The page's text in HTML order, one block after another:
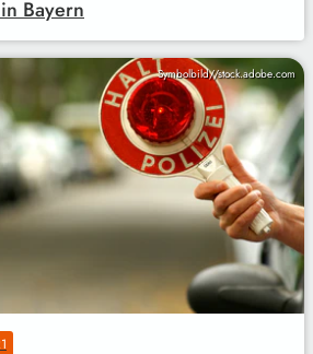
Bayern
Symbolbild//stock.adobe.com